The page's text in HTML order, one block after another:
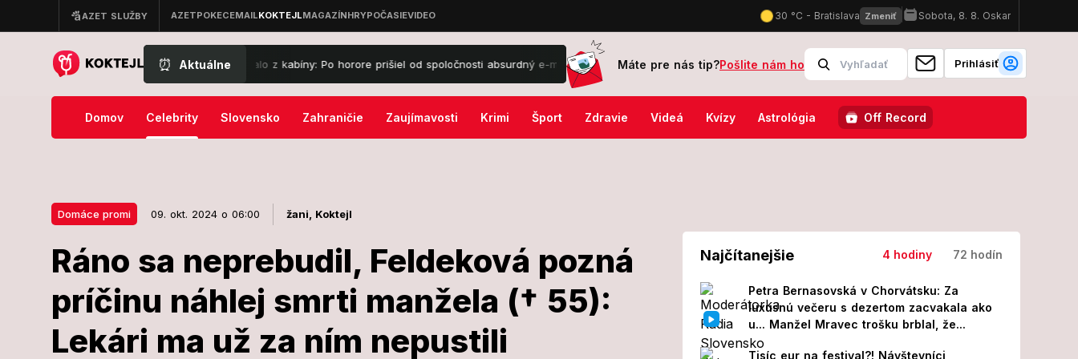
⏰ Aktuálne
počas letu s Ryanairom takmer vysalo z kabíny: Po horore prišiel od spoločnosti absurdný e-mail! Výbuch neďaleko plynovodu: Von sa dostali nové informácie o drone, ktorý sa zrútil v Bulharsku!
Máte pre nás tip?Pošlite nám ho Prihlásiť
Domov Celebrity Slovensko Zahraničie Zaujímavosti Krimi Šport Zdravie Videá Kvízy Astrológia Off Record
Domáce promi 09. okt. 2024 o 06:00 žani, Koktejl
Ráno sa neprebudil, Feldeková pozná
príčinu náhlej smrti manžela († 55):
Lekári ma už za ním nepustili
Domáce promi
Ráno sa neprebudil,
Najčítanejšie 4 hodiny 72 hodín
Petra Bernasovská v Chorvátsku: Za
luxusnú večeru s dezertom zacvakala ako
u... Manžel Mravec trošku brblal, že...
Tisíc eur na festival?! Návštevníci